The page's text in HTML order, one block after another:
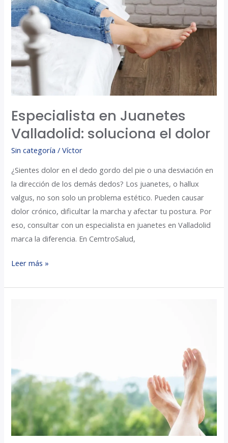
Especialista en Juanetes
Valladolid: soluciona el dolor
Sin categoría /Víctor
¿Sientes dolor en el dedo gordo del pie o una desviación en
la dirección de los demás dedos? Los juanetes, o hallux
valgus, no son solo un problema estético. Pueden causar
dolor crónico, dificultar la marcha y afectar tu postura. Por
eso, consultar con un especialista en juanetes en Valladolid
marca la diferencia. En CemtroSalud,
Valladolid:
soluciona
el
dolor
Leer más »
dolor
con
tecnología
y
experiencia